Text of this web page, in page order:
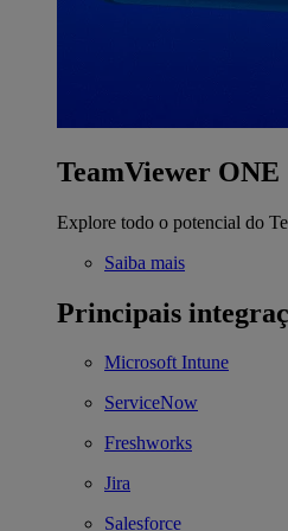
TeamViewer ONE
Explore todo o potencial do
Saiba mais
Principais
Microsoft Intune
ServiceNow
Freshworks
Jira
Salesforce